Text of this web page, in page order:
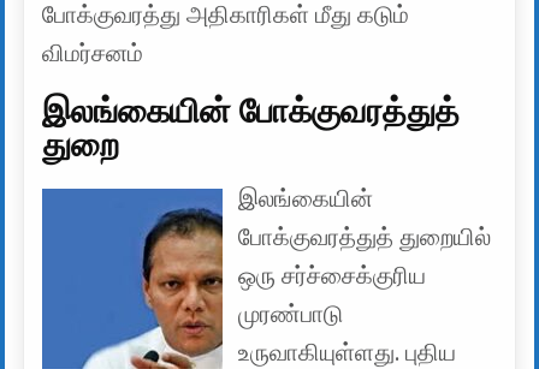
போக்குவரத்து அதிகாரிகள் மீது கடும்
விமர்சனம்
இலங்கையின் போக்குவரத்துத்
துறை
இலங்கையின்
போக்குவரத்துத் துறையில்
ஒரு சர்ச்சைக்குரிய
முரண்பாடு
உருவாகியுள்ளது. புதிய